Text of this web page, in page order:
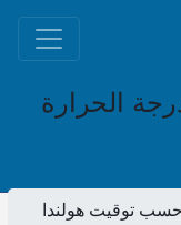
الحرارة
توقيت هولندا